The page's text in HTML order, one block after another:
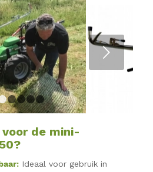
1 2 3
de mini-
Ideaal voor gebruik in